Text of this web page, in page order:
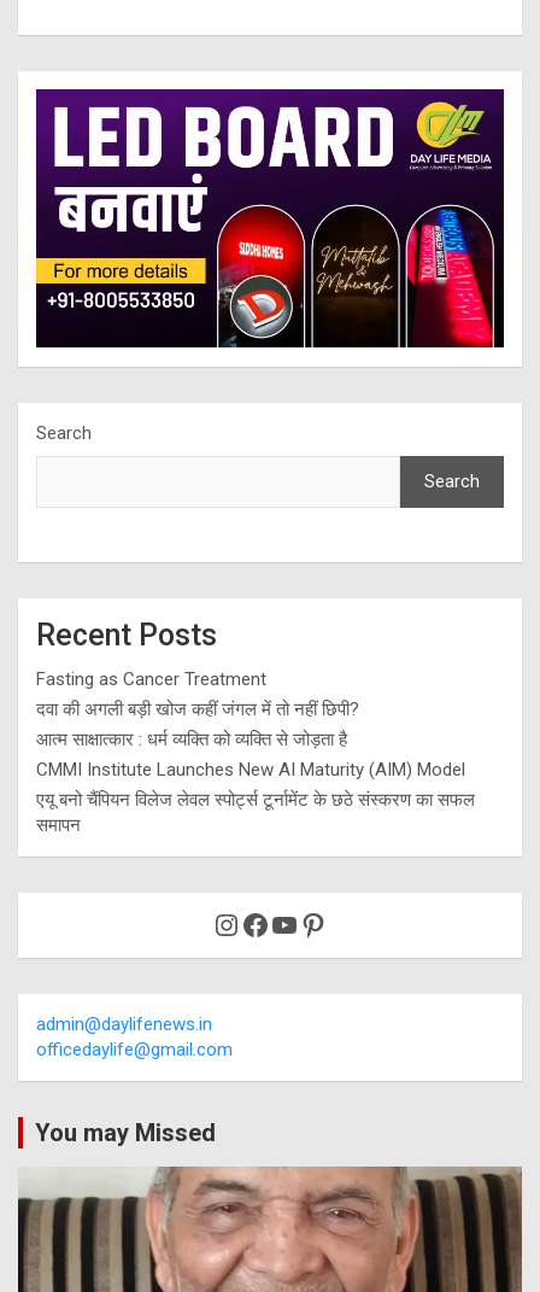
Search
Search
Recent Posts
Fasting as Cancer Treatment
दवा की अगली बड़ी खोज कहीं जंगल में तो नहीं छिपी?
आत्म साक्षात्कार : धर्म व्यक्ति को व्यक्ति से जोड़ता है
CMMI Institute Launches New AI Maturity (AIM) Model
एयू बनो चैंपियन विलेज लेवल स्पोर्ट्स टूर्नामेंट के छठे संस्करण का सफल
समापन
Instagram
Facebook
YouTube
Pinterest
admin@daylifenews.in
officedaylife@gmail.com
You may Missed